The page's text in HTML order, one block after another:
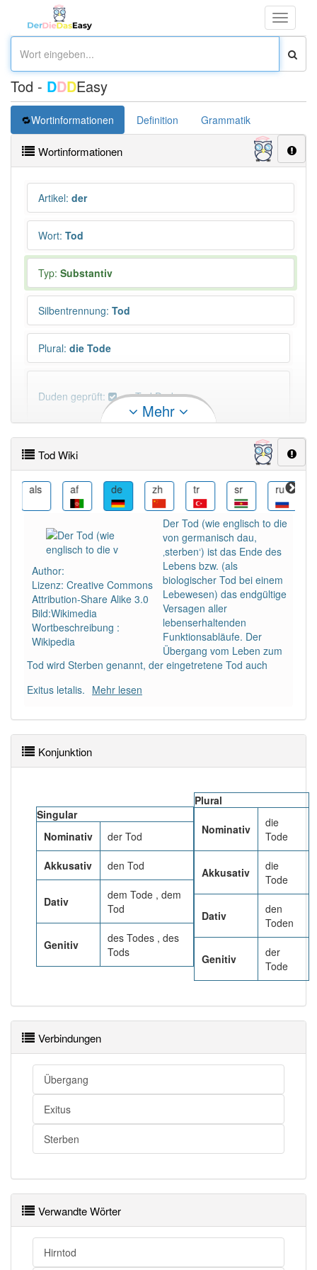
Toggle
Tod - DDDEasy
Wortinformationen Definition Grammatik
Wortinformationen
Artikel: der
Wort: Tod
Typ: Substantiv
Silbentrennung: Tod
Plural: die Tode
Duden geprüft: Tod Duden
PowerIndex:3 649
Häufigkeit: 8 von 10
Wörter mit Endung
Wörter mit Endung-todaber mit einem anderen
Artikelder: 0
90% unserer Spielapp-Nutzer haben den Artikel
korrekt erraten.
Mehr
Tod Wiki
ro
Author:
Lizenz: Creative Commons
Attribution-Share Alike 3.0
Bild:Wikimedia
Wortbeschreibung :
Wikipedia
Der Tod (wie englisch to die
von germanisch dau,
‚sterben‘) ist das Ende des
Lebens bzw. (als
biologischer Tod bei einem
Lebewesen) das endgültige
Versagen aller
lebenserhaltenden
Funktionsabläufe. Der
Übergang vom Leben zum
Tod wird Sterben genannt, der eingetretene Tod auch
Exitus letalis. Mehr lesen
Konjunktion
Singular
Nominativ
der Tod
Akkusativ den Tod
Dativ
dem Tode , dem
Tod
Genitiv
des Todes , des
Tods
Plural
Nominativ
die
Tode
Akkusativ
die
Tode
Dativ
den
Toden
Genitiv
der
Tode
Verbindungen
Übergang
Exitus
Sterben
Verwandte Wörter
Hirntod